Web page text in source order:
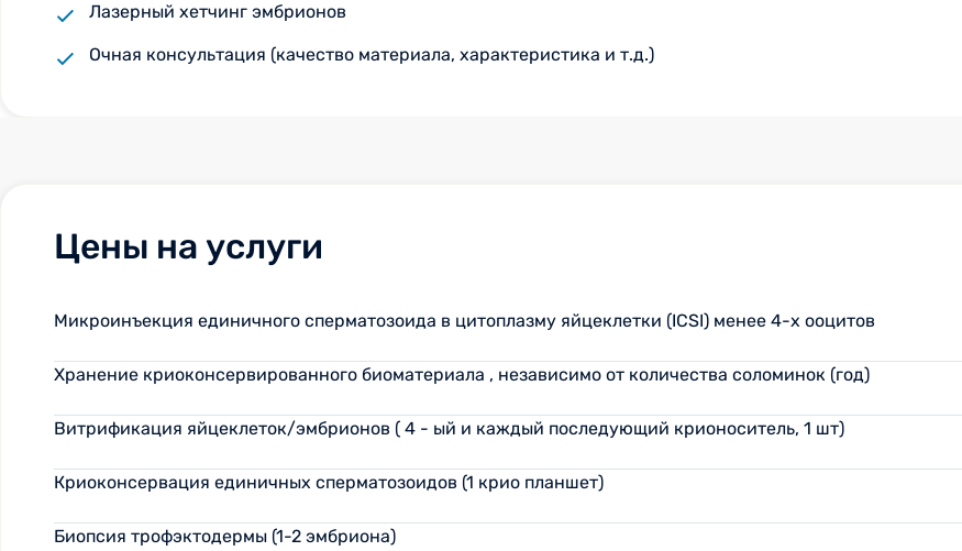
Лазерный хетчинг эмбрионов
Очная консультация (качество материала, характеристика и т.д.)
Цены на услуги
Микроинъекция единичного сперматозоида в цитоплазму яйцеклетки (ICSI) менее 4-х ооцитов
Хранение криоконсервированного биоматериала , независимо от количества соломинок (год)
Витрификация яйцеклеток/эмбрионов ( 4 - ый и каждый последующий крионоситель, 1 шт)
Криоконсервация единичных сперматозоидов (1 крио планшет)
Биопсия трофэктодермы (1-2 эмбриона)